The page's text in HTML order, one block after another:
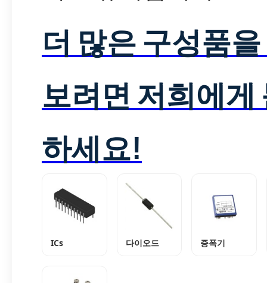
더 많은 구성품
보려면 저희에게
하세요!
ICs 다이오드 증폭기